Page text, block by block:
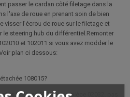
passer le cardan côté filetage dans la
l'axe de roue en prenant soin de bien
visser l'écrou de roue sur le filetage et
le steering hub du différentiel.Remonter
et 102011 si vous avez modder le
plan ci dessous:
108015?
la pièce 02031 et la pièce 02032, pas